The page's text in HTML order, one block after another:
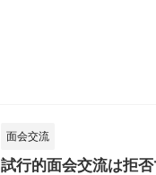
面会交流
試行的面会交流は拒